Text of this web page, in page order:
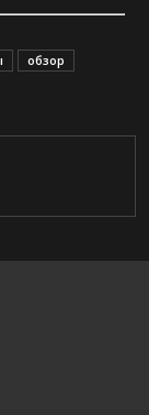
обзор